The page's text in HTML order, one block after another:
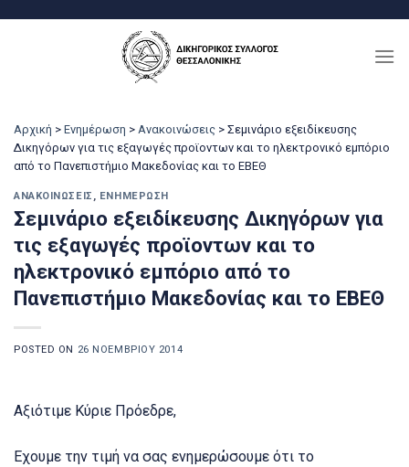
Αρχική > Ενημέρωση > Ανακοινώσεις > Σεμινάριο εξειδίκευσης
Δικηγόρων για τις εξαγωγές προϊοντων και το ηλεκτρονικό εμπόριο
από το Πανεπιστήμιο Μακεδονίας και το ΕΒΕΘ
ΑΝΑΚΟΙΝΏΣΕΙΣ , ΕΝΗΜΈΡΩΣΗ
Σεμινάριο εξειδίκευσης Δικηγόρων για
τις εξαγωγές προϊοντων και το
ηλεκτρονικό εμπόριο από το
Πανεπιστήμιο Μακεδονίας και το ΕΒΕΘ
POSTED ON 26 ΝΟΕΜΒΡΊΟΥ 2014
Αξιότιμε Κύριε Πρόεδρε,
Εχουμε την τιμή να σας ενημερώσουμε ότι το